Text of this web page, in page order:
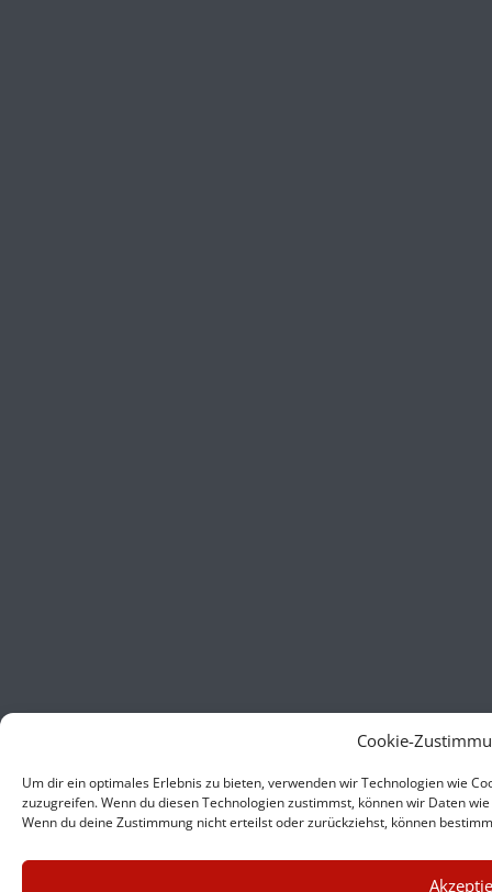
Cookie-
Um dir ein optimales Erlebnis zu bieten, verwenden wir Technologien wie
zuzugreifen. Wenn du diesen Technologien zustimmst, können wir Daten
Wenn du deine Zustimmung nicht erteilst oder zurückziehst, können